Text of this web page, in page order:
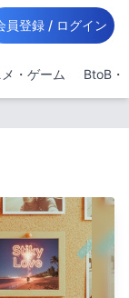
員登録 / ログイン
・ゲーム BtoB・